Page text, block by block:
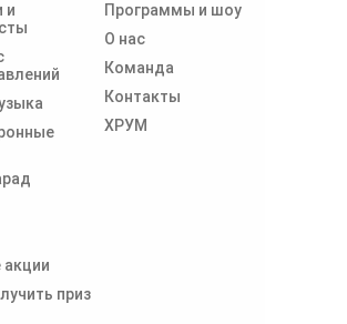
и
Программы и шоу
О нас
Команда
Контакты
ХРУМ
приз